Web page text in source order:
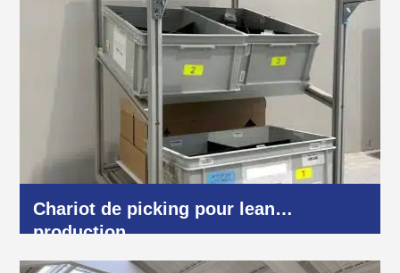
Chariot de picking pour lean
production